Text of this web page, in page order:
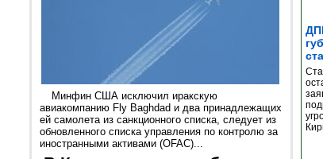
Минфин США исключил иракскую
авиакомпанию Fly Baghdad и два принадлежащих
ей самолета из санкционного списка, следует из
обновленного списка управления по контролю за
иностранными активами (OFAC)...